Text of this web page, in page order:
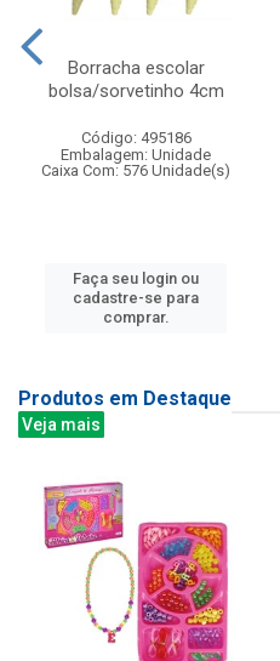
Borracha escolar
bolsa/sorvetinho 4cm
Código: 495186
Embalagem: Unidade
Caixa Com: 576 Unidade(s)
Faça seu login ou
cadastre-se para
comprar.
Produtos em Destaque
Veja mais